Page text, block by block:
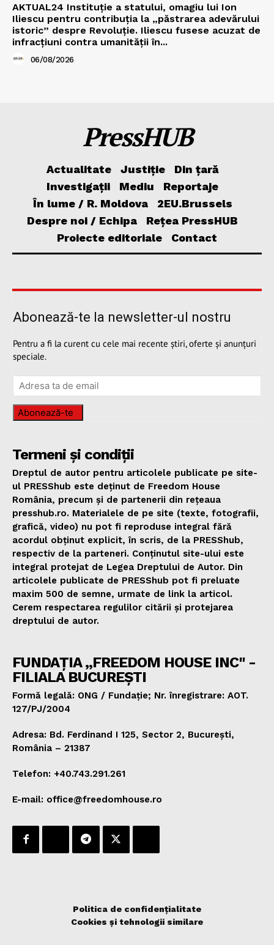
AKTUAL24 Instituție a statului, omagiu lui Ion
Iliescu pentru contribuția la „păstrarea adevărului
istoric” despre Revoluție. Iliescu fusese acuzat de
infracțiuni contra umanității în...
06/08/2026
PressHUB
Actualitate Justiție
Din țară
Investigații
Mediu
Reportaje
În lume / R. Moldova
2EU.Brussels
Despre noi / Echipa
Rețea PressHUB
Proiecte editoriale
Contact
Abonează-te la newsletter-ul nostru
Pentru a fi la curent cu cele mai recente știri, oferte și anunțuri
speciale.
Abonează-te
Termeni și condiții
Dreptul de autor pentru articolele publicate pe site-
ul PRESShub este deținut de Freedom House
România, precum și de partenerii din rețeaua
presshub.ro. Materialele de pe site (texte, fotografii,
grafică, video) nu pot fi reproduse integral fără
acordul obținut explicit, în scris, de la PRESShub,
respectiv de la parteneri. Conținutul site-ului este
integral protejat de Legea Dreptului de Autor. Din
articolele publicate de PRESShub pot fi preluate
maxim 500 de semne, urmate de link la articol.
Cerem respectarea regulilor citării și protejarea
dreptului de autor.
FUNDAȚIA „FREEDOM HOUSE INC" -
FILIALA BUCUREȘTI
Formă legală: ONG / Fundație; Nr. înregistrare: AOT.
127/PJ/2004
Adresa: Bd. Ferdinand I 125, Sector 2, București,
România – 21387
Telefon: +40.743.291.261
E-mail: office@freedomhouse.ro
Politica de confidențialitate
Cookies și tehnologii similare